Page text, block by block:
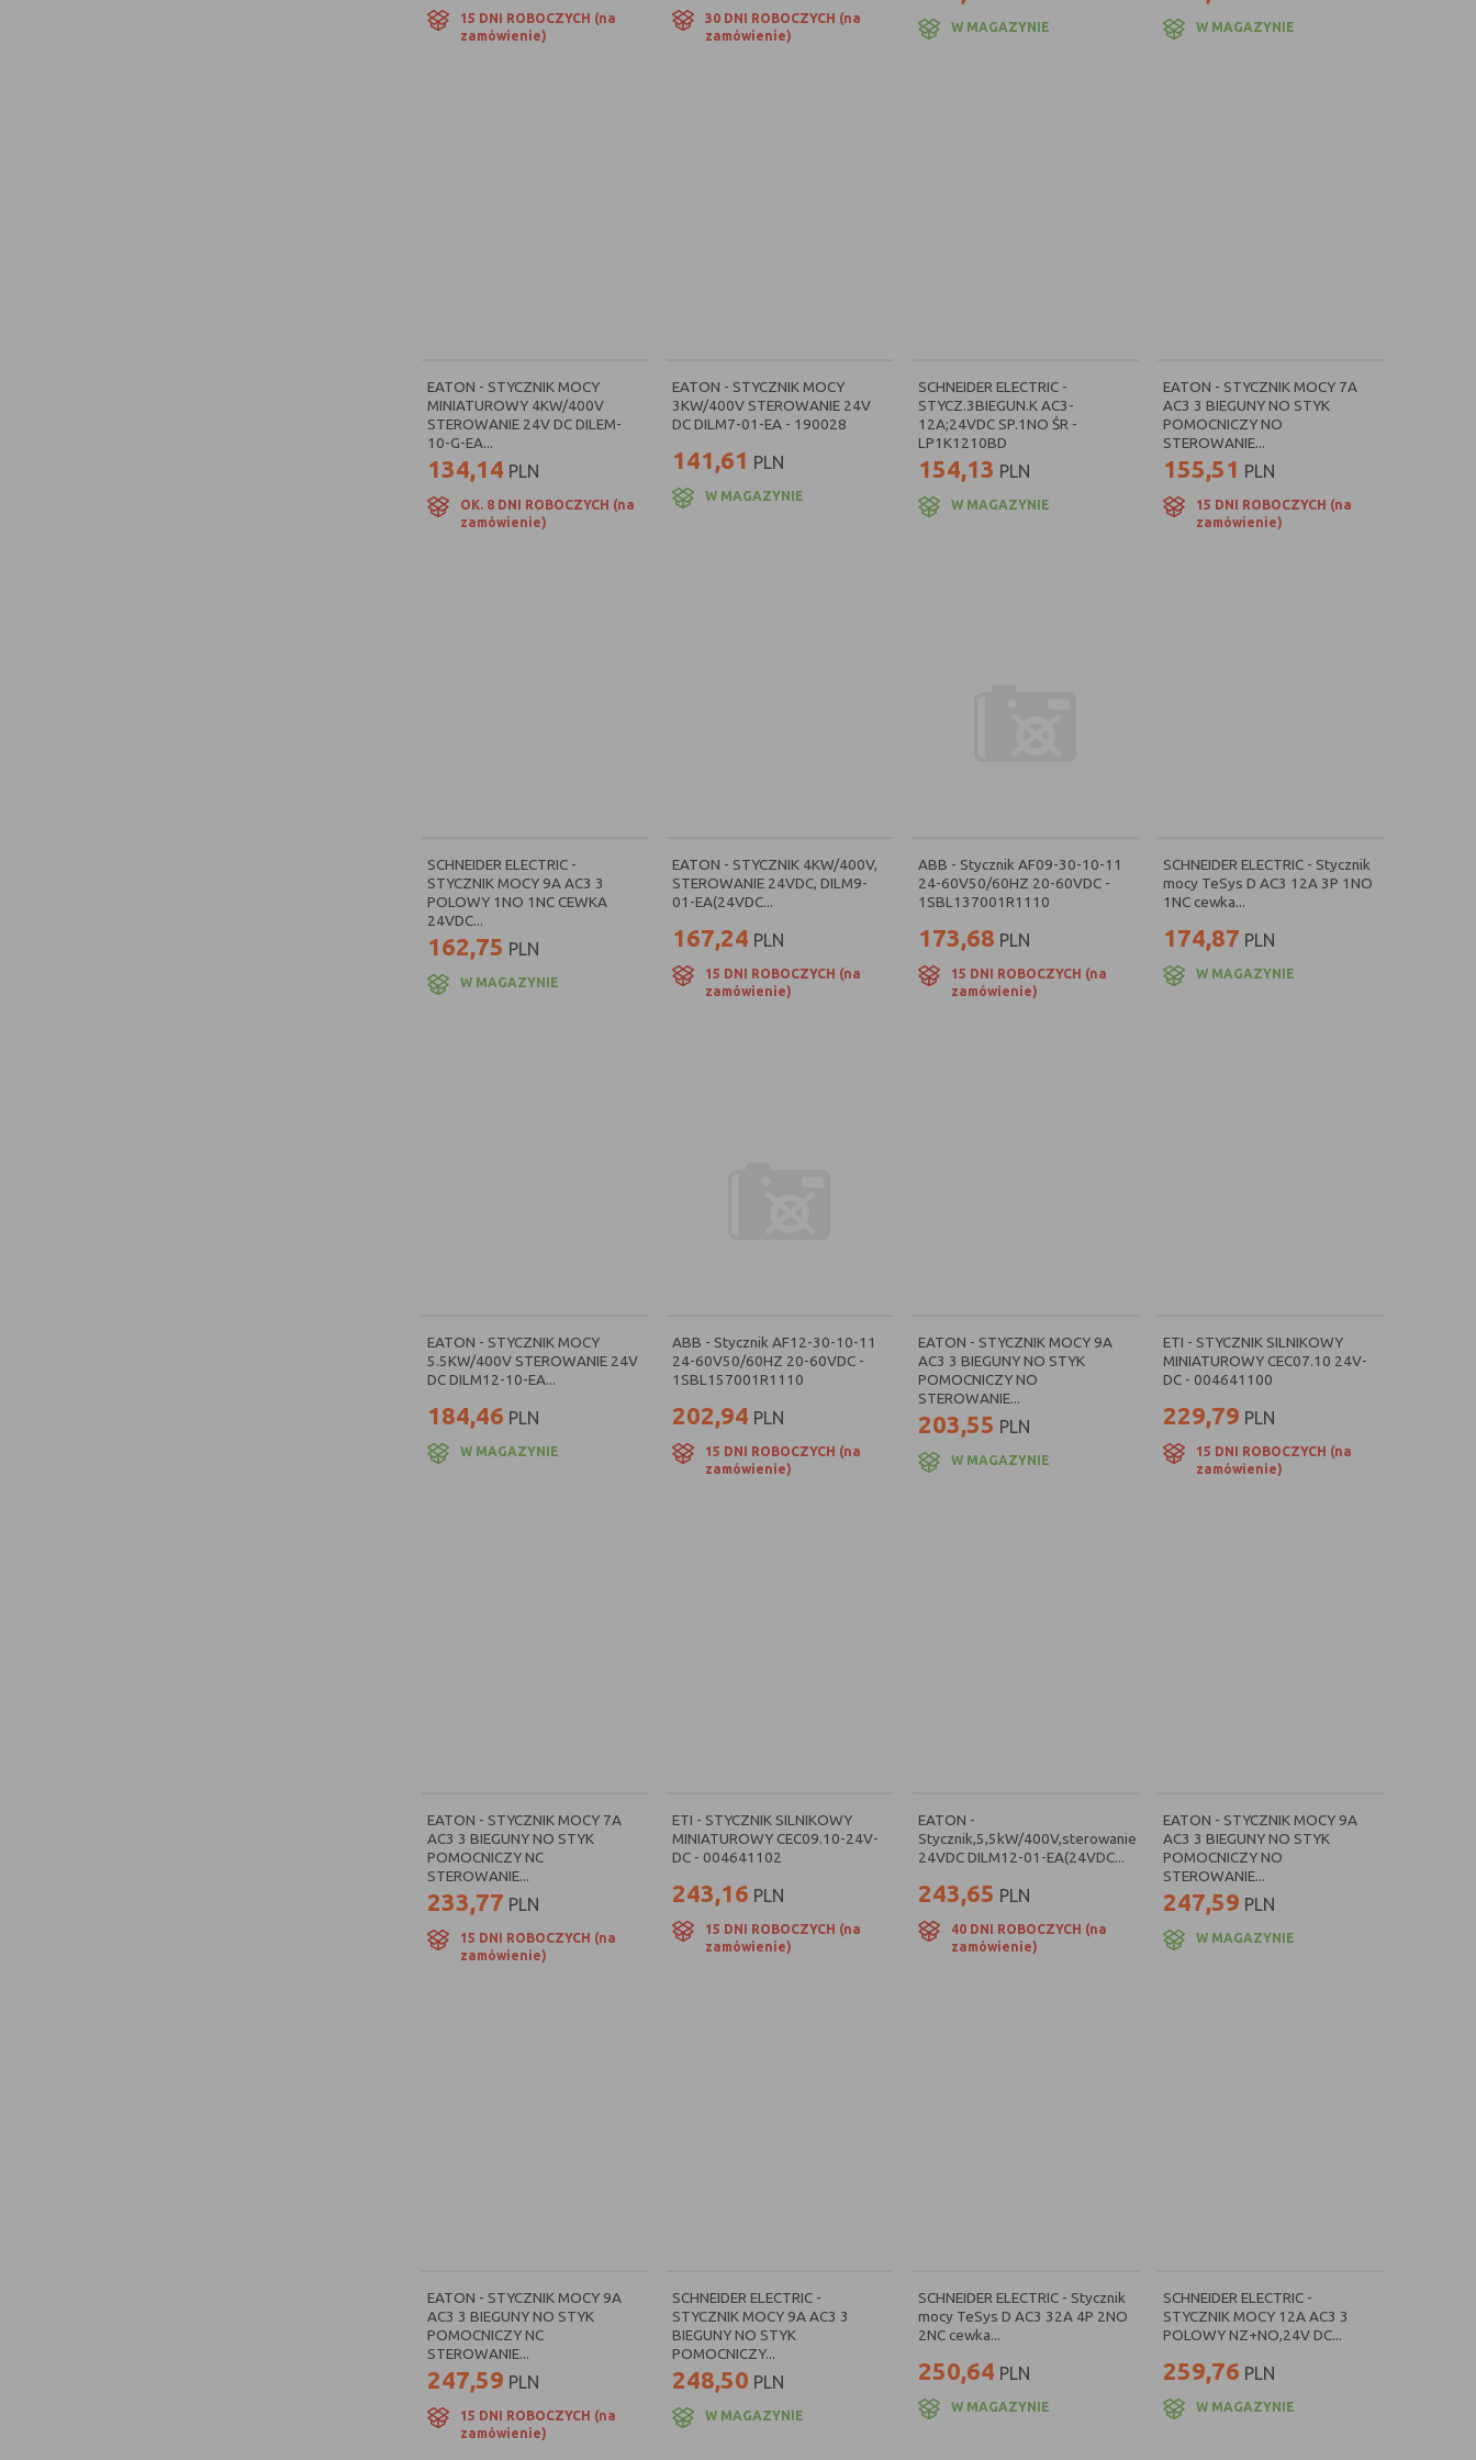
rdzeń. Pokonując następnie opór sprężyn, powoduje przyciągnięcie zwory (tej, na której znajdują się styki).
15 DNI ROBOCZYCH (na
zamówienie)
30 DNI ROBOCZYCH (na
zamówienie)
W MAGAZYNIE W MAGAZYNIE
EATON - STYCZNIK MOCY
MINIATUROWY 4KW/400V
STEROWANIE 24V DC DILEM-
10-G-EA...
134,14 PLN
OK. 8 DNI ROBOCZYCH (na
zamówienie)
EATON - STYCZNIK MOCY
3KW/400V STEROWANIE 24V
DC DILM7-01-EA - 190028
141,61 PLN
W MAGAZYNIE
SCHNEIDER ELECTRIC -
STYCZ.3BIEGUN.K AC3-
12A;24VDC SP.1NO ŚR -
LP1K1210BD
154,13 PLN
W MAGAZYNIE
EATON - STYCZNIK MOCY 7A
AC3 3 BIEGUNY NO STYK
POMOCNICZY NO
STEROWANIE...
155,51 PLN
15 DNI ROBOCZYCH (na
zamówienie)
SCHNEIDER ELECTRIC -
STYCZNIK MOCY 9A AC3 3
POLOWY 1NO 1NC CEWKA
24VDC...
162,75 PLN
W MAGAZYNIE
EATON - STYCZNIK 4KW/400V,
STEROWANIE 24VDC, DILM9-
01-EA(24VDC...
167,24 PLN
15 DNI ROBOCZYCH (na
zamówienie)
ABB - Stycznik AF09-30-10-11
24-60V50/60HZ 20-60VDC -
1SBL137001R1110
173,68 PLN
15 DNI ROBOCZYCH (na
zamówienie)
SCHNEIDER ELECTRIC - Stycznik
mocy TeSys D AC3 12A 3P 1NO
1NC cewka...
174,87 PLN
W MAGAZYNIE
EATON - STYCZNIK MOCY
5.5KW/400V STEROWANIE 24V
DC DILM12-10-EA...
184,46 PLN
W MAGAZYNIE
ABB - Stycznik AF12-30-10-11
24-60V50/60HZ 20-60VDC -
1SBL157001R1110
202,94 PLN
15 DNI ROBOCZYCH (na
zamówienie)
EATON - STYCZNIK MOCY 9A
AC3 3 BIEGUNY NO STYK
POMOCNICZY NO
STEROWANIE...
203,55 PLN
W MAGAZYNIE
ETI - STYCZNIK SILNIKOWY
MINIATUROWY CEC07.10 24V-
DC - 004641100
229,79 PLN
15 DNI ROBOCZYCH (na
zamówienie)
EATON - STYCZNIK MOCY 7A
AC3 3 BIEGUNY NO STYK
POMOCNICZY NC
STEROWANIE...
233,77 PLN
15 DNI ROBOCZYCH (na
zamówienie)
ETI - STYCZNIK SILNIKOWY
MINIATUROWY CEC09.10-24V-
DC - 004641102
243,16 PLN
15 DNI ROBOCZYCH (na
zamówienie)
EATON -
Stycznik,5,5kW/400V,sterowanie
24VDC DILM12-01-EA(24VDC...
243,65 PLN
40 DNI ROBOCZYCH (na
zamówienie)
EATON - STYCZNIK MOCY 9A
AC3 3 BIEGUNY NO STYK
POMOCNICZY NO
STEROWANIE...
247,59 PLN
W MAGAZYNIE
EATON - STYCZNIK MOCY 9A
AC3 3 BIEGUNY NO STYK
POMOCNICZY NC
STEROWANIE...
247,59 PLN
15 DNI ROBOCZYCH (na
zamówienie)
SCHNEIDER ELECTRIC -
STYCZNIK MOCY 9A AC3 3
BIEGUNY NO STYK
POMOCNICZY...
248,50 PLN
W MAGAZYNIE
SCHNEIDER ELECTRIC - Stycznik
mocy TeSys D AC3 32A 4P 2NO
2NC cewka...
250,64 PLN
W MAGAZYNIE
SCHNEIDER ELECTRIC -
STYCZNIK MOCY 12A AC3 3
POLOWY NZ+NO,24V DC...
259,76 PLN
W MAGAZYNIE